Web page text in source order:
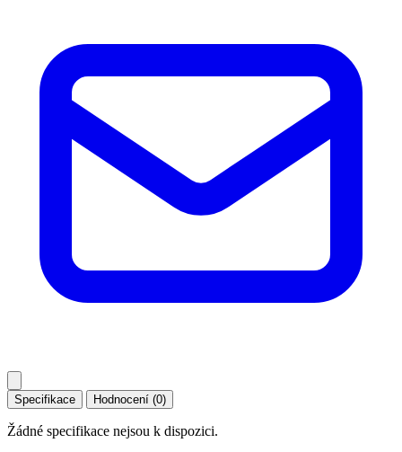
Specifikace Hodnocení (0)
Žádné specifikace nejsou k dispozici.